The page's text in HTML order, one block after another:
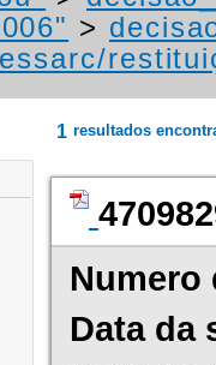
>
1 resultados
Numero
Data da